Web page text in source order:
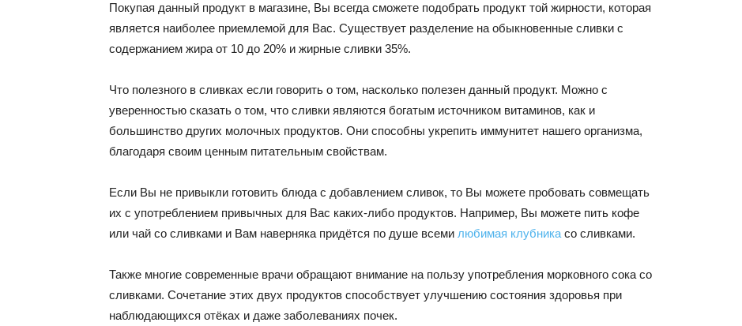
Покупая данный продукт в магазине, Вы всегда сможете подобрать продукт той жирности, которая
является наиболее приемлемой для Вас. Существует разделение на обыкновенные сливки с
содержанием жира от 10 до 20% и жирные сливки 35%.
Что полезного в сливках если говорить о том, насколько полезен данный продукт. Можно с
уверенностью сказать о том, что сливки являются богатым источником витаминов, как и
большинство других молочных продуктов. Они способны укрепить иммунитет нашего организма,
благодаря своим ценным питательным свойствам.
Если Вы не привыкли готовить блюда с добавлением сливок, то Вы можете пробовать совмещать
их с употреблением привычных для Вас каких-либо продуктов. Например, Вы можете пить кофе
или чай со сливками и Вам наверняка придётся по душе всеми любимая клубника со сливками.
Также многие современные врачи обращают внимание на пользу употребления морковного сока со
сливками. Сочетание этих двух продуктов способствует улучшению состояния здоровья при
наблюдающихся отёках и даже заболеваниях почек.